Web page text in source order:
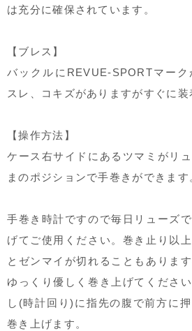
は充分に確保されています。
【ブレス】
バックルにREVUE-SPORTマーク
スレ、コキズがありますがすぐに装
【操作方法】
ケース右サイドにあるツマミがリ
まのポジションで手巻きができます
手巻き時計ですので毎日リューズ
げてご使用ください。巻き止り以
とゼンマイが切れることもありま
ゆっくり優しく巻き上げてくださ
し(時計回り)に指先の腹で前方に
巻き上げます。